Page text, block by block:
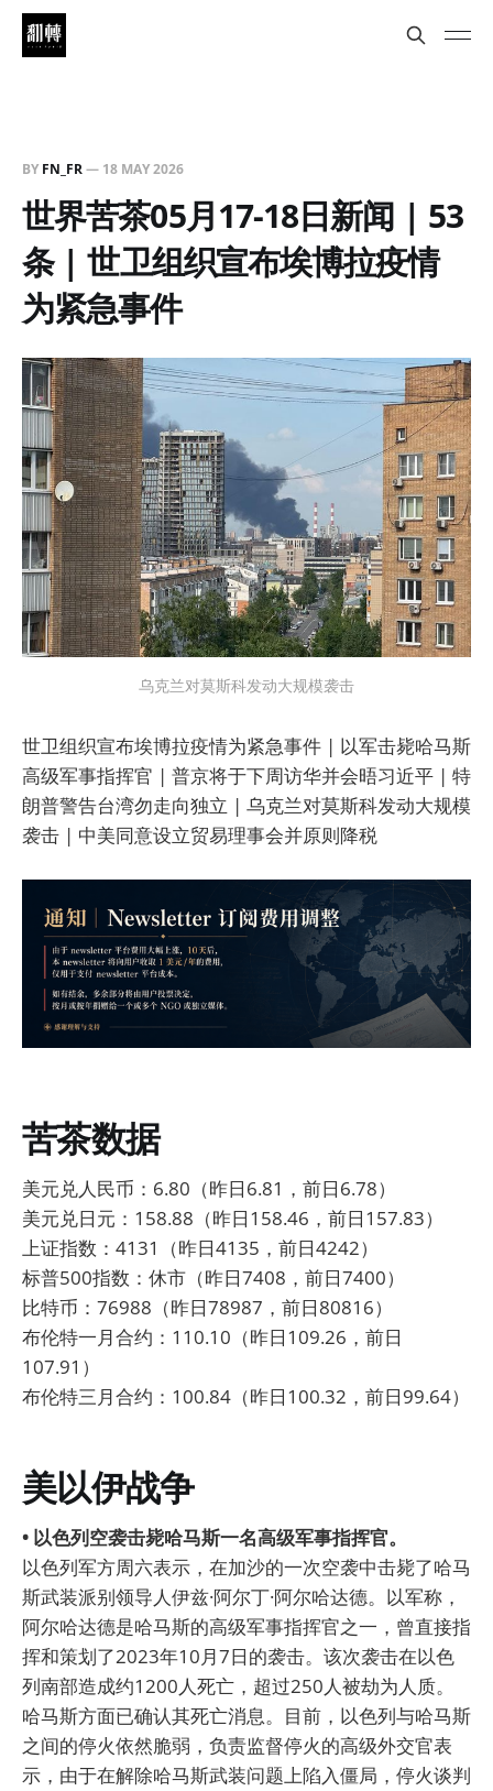
BY FN_FR— 18 MAY 2026
世界苦茶05月17-18日新闻 | 53
条 | 世卫组织宣布埃博拉疫情
为紧急事件
乌克兰对莫斯科发动大规模袭击
世卫组织宣布埃博拉疫情为紧急事件 | 以军击毙哈马斯
高级军事指挥官 | 普京将于下周访华并会晤习近平 | 特
朗普警告台湾勿走向独立 | 乌克兰对莫斯科发动大规模
袭击 | 中美同意设立贸易理事会并原则降税
苦茶数据
美元兑人民币：6.80（昨日6.81，前日6.78）
美元兑日元：158.88（昨日158.46，前日157.83）
上证指数：4131（昨日4135，前日4242）
标普500指数：休市（昨日7408，前日7400）
比特币：76988（昨日78987，前日80816）
布伦特一月合约：110.10（昨日109.26，前日
107.91）
布伦特三月合约：100.84（昨日100.32，前日99.64）
美以伊战争
• 以色列空袭击毙哈马斯一名高级军事指挥官。
以色列军方周六表示，在加沙的一次空袭中击毙了哈马
斯武装派别领导人伊兹·阿尔丁·阿尔哈达德。以军称，
阿尔哈达德是哈马斯的高级军事指挥官之一，曾直接指
挥和策划了2023年10月7日的袭击。该次袭击在以色
列南部造成约1200人死亡，超过250人被劫为人质。
哈马斯方面已确认其死亡消息。目前，以色列与哈马斯
之间的停火依然脆弱，负责监督停火的高级外交官表
示，由于在解除哈马斯武装问题上陷入僵局，停火谈判